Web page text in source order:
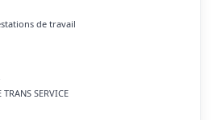
de travail
SERVICE